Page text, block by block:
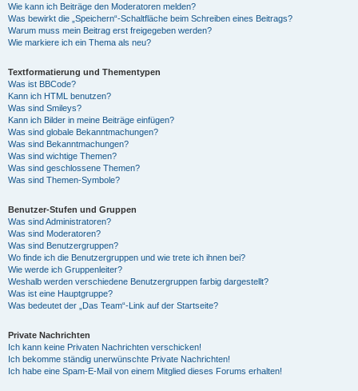
Wie kann ich Beiträge den Moderatoren melden?
Was bewirkt die „Speichern“-Schaltfläche beim Schreiben eines Beitrags?
Warum muss mein Beitrag erst freigegeben werden?
Wie markiere ich ein Thema als neu?
Textformatierung und Thementypen
Was ist BBCode?
Kann ich HTML benutzen?
Was sind Smileys?
Kann ich Bilder in meine Beiträge einfügen?
Was sind globale Bekanntmachungen?
Was sind Bekanntmachungen?
Was sind wichtige Themen?
Was sind geschlossene Themen?
Was sind Themen-Symbole?
Benutzer-Stufen und Gruppen
Was sind Administratoren?
Was sind Moderatoren?
Was sind Benutzergruppen?
Wo finde ich die Benutzergruppen und wie trete ich ihnen bei?
Wie werde ich Gruppenleiter?
Weshalb werden verschiedene Benutzergruppen farbig dargestellt?
Was ist eine Hauptgruppe?
Was bedeutet der „Das Team“-Link auf der Startseite?
Private Nachrichten
Ich kann keine Privaten Nachrichten verschicken!
Ich bekomme ständig unerwünschte Private Nachrichten!
Ich habe eine Spam-E-Mail von einem Mitglied dieses Forums erhalten!